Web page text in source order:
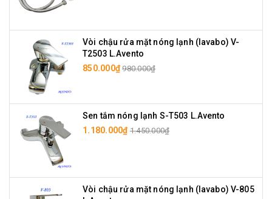
Vòi chậu rửa mặt nóng lạnh (lavabo) V-
T2503 L.Avento
850.000₫ 980.000₫
Sen tắm nóng lạnh S-T503 L.Avento
1.180.000₫ 1.450.000₫
Vòi chậu rửa mặt nóng lạnh (lavabo) V-805